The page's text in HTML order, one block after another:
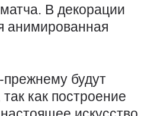
В декорации
анимированная
будут
как построение